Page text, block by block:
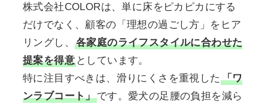
株式会社COLORは、単に床をピカピカにする
だけでなく、顧客の「理想の過ごし方」をヒア
リングし、
各家庭のライフスタイルに合わせた
提案を得意としています。
特に注目すべきは、滑りにくさを重視した 「ワ
ンラブコート」です。愛犬の足腰の負担を減ら